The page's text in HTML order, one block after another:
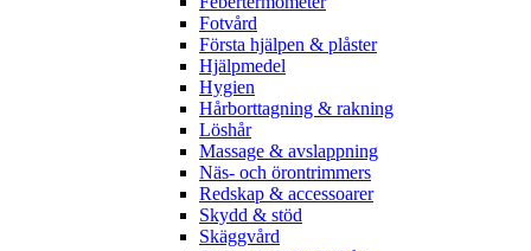
Fotvård
Första hjälpen & plåster
Hjälpmedel
Hygien
Hårborttagning & rakning
Löshår
Massage & avslappning
Näs- och örontrimmers
Redskap & accessoarer
Skydd & stöd
Skäggvård